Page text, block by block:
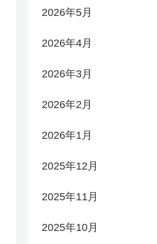
2026年5月
2026年4月
2026年3月
2026年2月
2026年1月
2025年12月
2025年11月
2025年10月